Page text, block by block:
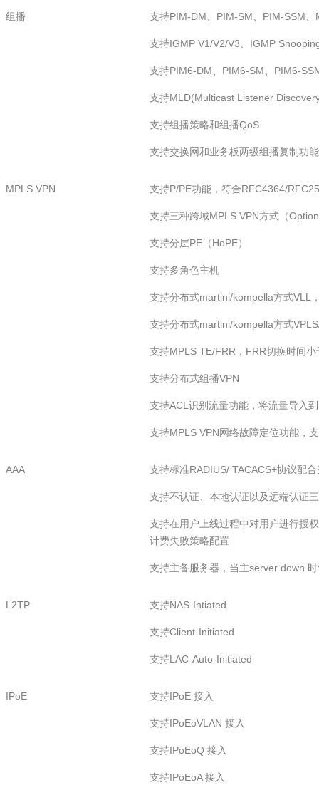
组播 支持PIM-DM、PIM-SM、PIM-SSM
支持IGMP V1/V2/V3、IGMP
支持PIM6-DM、PIM6-SM、PIM6-
支持MLD(Multicast Listener
支持组播策略和组播QoS
支持交换网和业务板两级组播复制功
MPLS VPN 支持P/PE功能，符合RFC4364/
支持三种跨域MPLS VPN方式（
支持分层PE（HoPE）
支持多角色主机
支持分布式martini/kompella方式VLL
支持分布式martini/kompella方式
支持MPLS TE/FRR，FRR切换时间小
支持分布式组播VPN
支持ACL识别流量功能，将流量导入
支持MPLS VPN网络故障定位功能，
AAA 支持标准RADIUS/ TACACS+协议配
支持不认证、本地认证以及远端认证
支持在用户上线过程中对用户进行授
计费失败策略配置
支持主备服务器，当主server down
L2TP 支持NAS-Intiated
支持Client-Initiated
支持LAC-Auto-Initiated
IPoE 支持IPoE 接入
支持IPoEoVLAN 接入
支持IPoEoQ 接入
支持IPoEoA 接入